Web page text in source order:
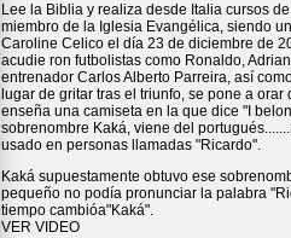
Lee la Biblia y realiza desde Italia cursos
miembro de la Iglesia Evangélica, siendo
Caroline Celico el día 23 de diciembre de
acudie ron futbolistas como Ronaldo,
entrenador Carlos Alberto Parreira, así
lugar de gritar tras el triunfo, se pone a
enseña una camiseta en la que dice "I
sobrenombre Kaká, viene del
usado en personas llamadas "Ricardo".
Kaká supuestamente obtuvo ese
pequeño no podía pronunciar la palabra
tiempo cambióa"Kaká".
VER VIDEO